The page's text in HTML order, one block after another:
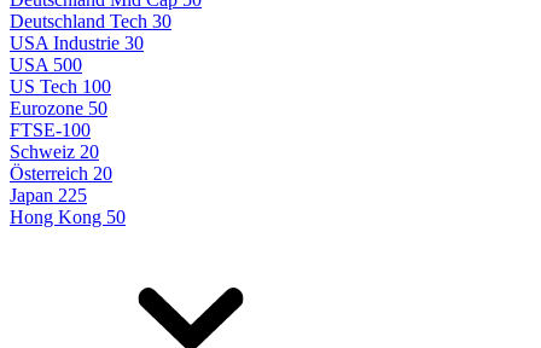
Deutschland Tech 30
USA Industrie 30
USA 500
US Tech 100
Eurozone 50
FTSE-100
Schweiz 20
Österreich 20
Japan 225
Hong Kong 50